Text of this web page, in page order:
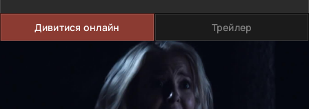
Дивитися онлайн Трейлер